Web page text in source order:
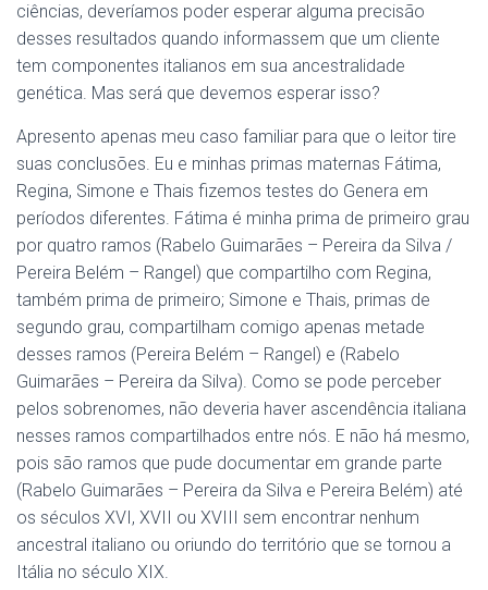
ciências, deveríamos poder esperar alguma precisão
desses resultados quando informassem que um cliente
tem componentes italianos em sua ancestralidade
genética. Mas será que devemos esperar isso?
Apresento apenas meu caso familiar para que o leitor tire
suas conclusões. Eu e minhas primas maternas Fátima,
Regina, Simone e Thais fizemos testes do Genera em
períodos diferentes. Fátima é minha prima de primeiro grau
por quatro ramos (Rabelo Guimarães – Pereira da Silva /
Pereira Belém – Rangel) que compartilho com Regina,
também prima de primeiro; Simone e Thais, primas de
segundo grau, compartilham comigo apenas metade
desses ramos (Pereira Belém – Rangel) e (Rabelo
Guimarães – Pereira da Silva). Como se pode perceber
pelos sobrenomes, não deveria haver ascendência italiana
nesses ramos compartilhados entre nós. E não há mesmo,
pois são ramos que pude documentar em grande parte
(Rabelo Guimarães – Pereira da Silva e Pereira Belém) até
os séculos XVI, XVII ou XVIII sem encontrar nenhum
ancestral italiano ou oriundo do território que se tornou a
Itália no século XIX.